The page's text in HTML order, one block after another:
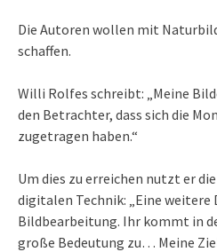
Die Autoren wollen mit
schaffen.
Willi Rolfes schreibt: „Meine
den Betrachter, dass sich die
zugetragen haben.“
Um dies zu erreichen nutzt er
digitalen Technik: „Eine weitere
Bildbearbeitung. Ihr kommt in
große Bedeutung zu… Meine